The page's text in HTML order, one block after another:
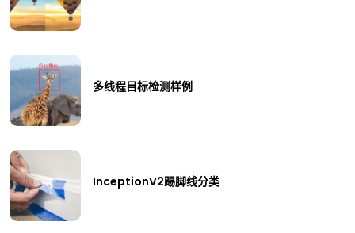
多线程目标检测样例
InceptionV2踢脚线分类